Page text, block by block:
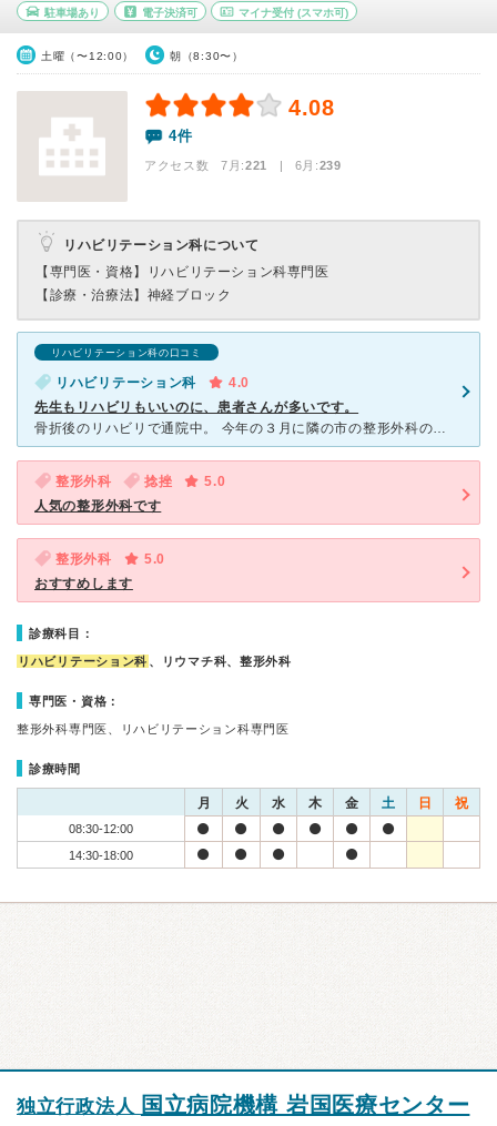
駐車場あり 電子決済可 マイナ受付 (スマホ可)
土曜（〜12:00） 朝（8:30〜）
4.08
4件
アクセス数 7月:221 | 6月:239
リハビリテーション科について
【専門医・資格】
リハビリテーション科専門医
【診療・治療法】 神経ブロック
リハビリテーション科の口コミ
リハビリテーション科
4.0
先生もリハビリもいいのに、患者さんが多いです。
骨折後のリハビリで通院中。 今年の３月に隣の市の整形外科の医院が廃業のため、4月に入って患者数が増え、リハビリの枠がとれないと言ったことがあって、週に3回のところが2回。週によっては１回。
整形外科 捻挫
5.0
人気の整形外科です
整形外科
5.0
おすすめします
診療科目：
リハビリテーション科 、リウマチ科、整形外科
専門医・資格：
整形外科専門医、リハビリテーション科専門医
診療時間
月 火 水 木 金 土 日 祝
08:30-12:00
14:30-18:00
独立行政法人 国立病院機構 岩国医療センター